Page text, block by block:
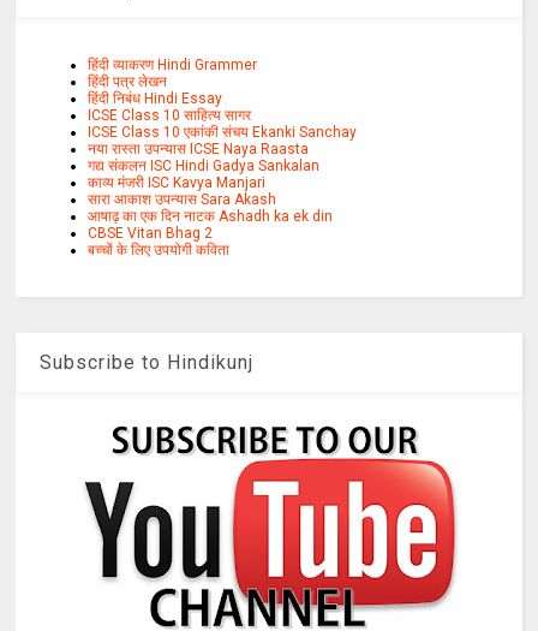
हिंदी व्याकरण Hindi Grammer
हिंदी पत्र लेखन
हिंदी निबंध Hindi Essay
ICSE Class 10 साहित्य सागर
ICSE Class 10 एकांकी संचय Ekanki Sanchay
नया रास्ता उपन्यास ICSE Naya Raasta
गद्य संकलन ISC Hindi Gadya Sankalan
काव्य मंजरी ISC Kavya Manjari
सारा आकाश उपन्यास Sara Akash
आषाढ़ का एक दिन नाटक Ashadh ka ek din
CBSE Vitan Bhag 2
बच्चों के लिए उपयोगी कविता
Subscribe to Hindikunj